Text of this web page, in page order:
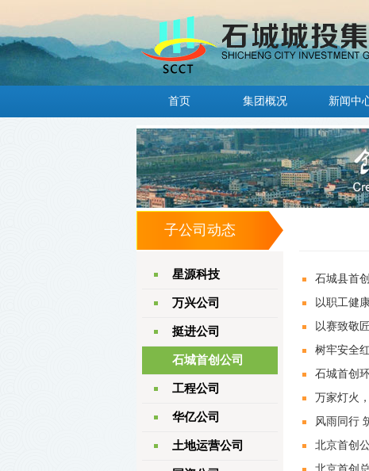
首页 集团概况 新闻中
子公司动态
星源科技
万兴公司
挺进公司
石城首创公司
工程公司
华亿公司
土地运营公司
石城县首
以职工健
以赛致敬
树牢安全
石城首创
万家灯火
风雨同行
北京首创